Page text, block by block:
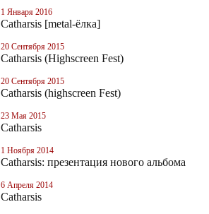
1 Января 2016
Catharsis [metal-ёлка]
20 Сентября 2015
Catharsis (Highscreen Fest)
20 Сентября 2015
Catharsis (highscreen Fest)
23 Мая 2015
Catharsis
1 Ноября 2014
Catharsis: презентация нового альбома
6 Апреля 2014
Catharsis